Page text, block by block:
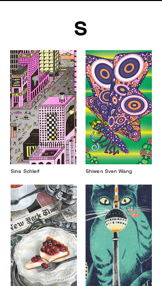
S
Sina Schlerf Shiwen Sven Wang